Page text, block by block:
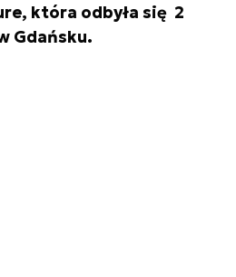
która odbyła się 2
Gdańsku.